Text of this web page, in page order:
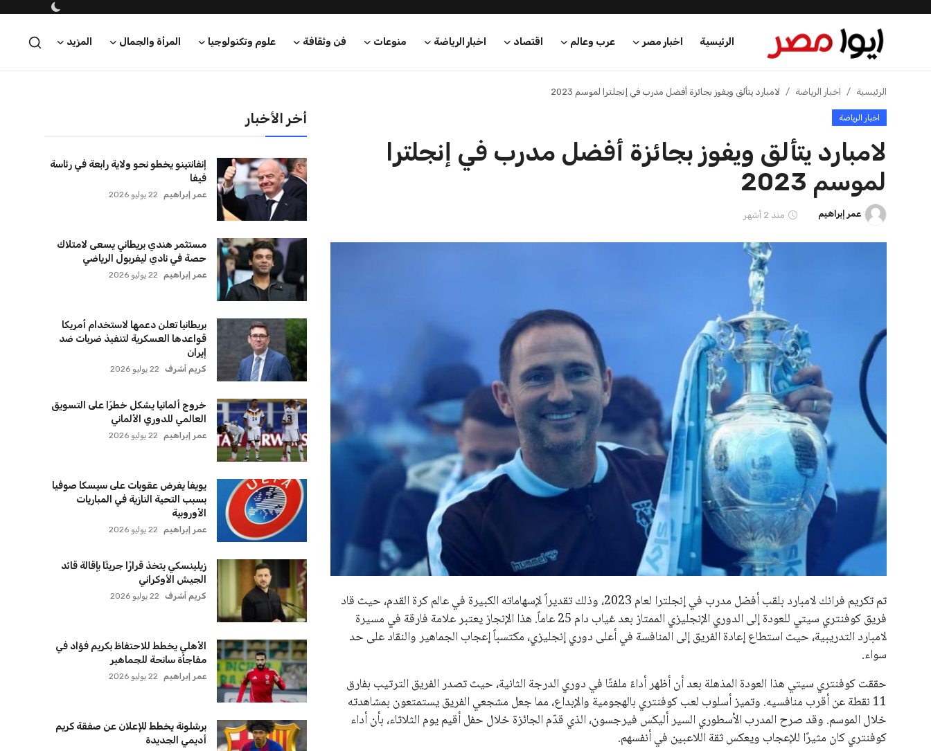
الرئيسية اخبار مصر عرب وعالم اقتصاد اخبار الرياضة منوعات فن وثقافة علوم وتكنولوجيا المرأة والجمال المزيد
الرئيسية
اخبار مصر
عرب وعالم
اخبار الرياضة
علوم وتكنولوجيا
المرأة والجمال
محافظات
الرئيسية اخبار الرياضة لامبارد يتألق ويفوز بجائزة أفضل مدرب في إنجلترا لموسم 2023
اخبار الرياضة
لامبارد يتألق ويفوز بجائزة أفضل مدرب في إنجلترا
لموسم 2023
عمر إبراهيم منذ 2 أشهر
تم تكريم فرانك لامبارد بلقب أفضل مدرب في إنجلترا لعام 2023، وذلك تقديراً لإسهاماته الكبيرة في عالم كرة القدم، حيث قاد
فريق كوفنتري سيتي للعودة إلى الدوري الإنجليزي الممتاز بعد غياب دام 25 عاماً. هذا الإنجاز يعتبر علامة فارقة في مسيرة
لامبارد التدريبية، حيث استطاع إعادة الفريق إلى المنافسة في أعلى دوري إنجليزي، مكتسباً إعجاب الجماهير والنقاد على حد
سواء.
حققت كوفنتري سيتي هذا العودة المذهلة بعد أن أظهر أداءً ملفتًا في دوري الدرجة الثانية، حيث تصدر الفريق الترتيب بفارق
11 نقطة عن أقرب منافسيه. وتميز أسلوب لعب كوفنتري بالهجومية والإبداع، مما جعل مشجعي الفريق يستمتعون بمشاهدته
خلال الموسم. وقد صرح المدرب الأسطوري السير أليكس فيرجسون، الذي قدّم الجائزة خلال حفل أقيم يوم الثلاثاء، بأن أداء
كوفنتري كان مثيرًا للإعجاب ويعكس ثقة اللاعبين في أنفسهم.
أخر الأخبار
إنفانتينو يخطو نحو ولاية رابعة في رئاسة
فيفا
عمر إبراهيم 22 يوليو 2026
مستثمر هندي بريطاني يسعى لامتلاك
حصة في نادي ليفربول الرياضي
عمر إبراهيم 22 يوليو 2026
بريطانيا تعلن دعمها لاستخدام أمريكا
قواعدها العسكرية لتنفيذ ضربات ضد
إيران
كريم أشرف 22 يوليو 2026
خروج ألمانيا يشكل خطرًا على التسويق
العالمي للدوري الألماني
عمر إبراهيم 22 يوليو 2026
يويفا يفرض عقوبات على سيسكا صوفيا
بسبب التحية النازية في المباريات
الأوروبية
عمر إبراهيم 22 يوليو 2026
زيلينسكي يتخذ قرارًا جريئًا بإقالة قائد
الجيش الأوكراني
كريم أشرف 22 يوليو 2026
الأهلي يخطط للاحتفاظ بكريم فؤاد في
مفاجأة سانحة للجماهير
عمر إبراهيم 22 يوليو 2026
برشلونة يخطط للإعلان عن صفقة كريم
أديمي الجديدة